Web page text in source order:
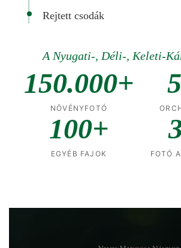
Rejtett csodák
A Nyugati-, Déli-, Keleti-
150.000+
NÖVÉNYFOTÓ
100+
EGYÉB FAJOK FOTÓ